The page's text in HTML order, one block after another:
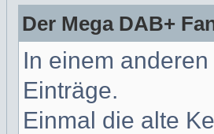
Der Mega DAB+
In einem
Einträge.
Einmal die alte